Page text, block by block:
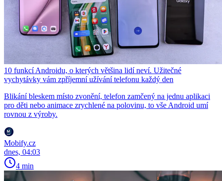
10 funkcí Androidu, o kterých většina lidí neví. Užitečné
vychytávky vám zpříjemní užívání telefonu každý den
Blikání bleskem místo zvonění, telefon zamčený na jednu aplikaci
pro děti nebo animace zrychlené na polovinu, to vše Android umí
rovnou z výroby.
Mobify.cz
dnes, 04:03
4 min